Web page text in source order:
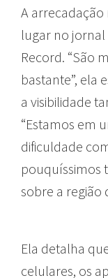
A
lugar no jornal
Record. “São
bastante”, ela
a visibilidade
“Estamos em
dificuldade
pouquíssimos
sobre a região
Ela detalha
celulares, os